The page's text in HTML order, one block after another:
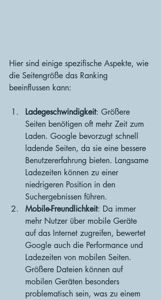
Hier sind einige spezifische Aspekte, wie
die Seitengröße das Ranking
beeinflussen kann:
Ladegeschwindigkeit: Größere
Seiten benötigen oft mehr Zeit zum
Laden. Google bevorzugt schnell
ladende Seiten, da sie eine bessere
Benutzererfahrung bieten. Langsame
Ladezeiten können zu einer
niedrigeren Position in den
Suchergebnissen führen.
Mobile-Freundlichkeit: Da immer
mehr Nutzer über mobile Geräte
auf das Internet zugreifen, bewertet
Google auch die Performance und
Ladezeiten von mobilen Seiten.
Größere Dateien können auf
mobilen Geräten besonders
problematisch sein, was zu einem